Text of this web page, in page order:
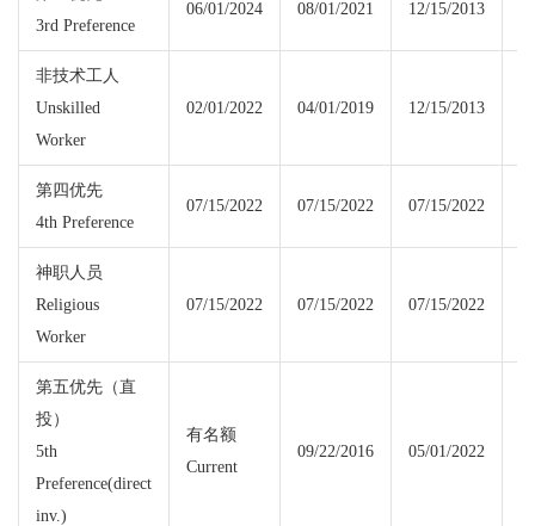
3rd Preference
06/01/2024 08/01/2021 12/15/2013
非技术工人
Unskilled
Worker
02/01/2022 04/01/2019 12/15/2013
第四优先
4th Preference
07/15/2022 07/15/2022 07/15/2022
神职人员
Religious
Worker
07/15/2022 07/15/2022 07/15/2022
第五优先（直
投）
5th
Preference(direct
inv.)
有名额
Current
09/22/2016 05/01/2022